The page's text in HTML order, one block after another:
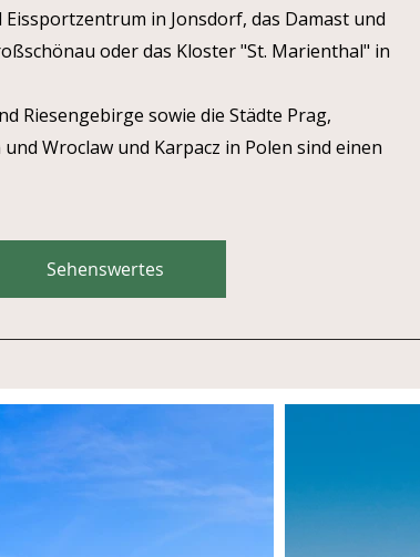
in Jonsdorf, das Damast und
oder das Kloster "St. Marienthal" in
Riesengebirge sowie die Städte Prag,
Wroclaw und Karpacz in Polen sind einen
Sehenswertes